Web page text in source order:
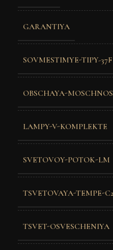
GARANTIYA
SOVMESTIMYE-TIPY-37F
OBSCHAYA-
LAMPY-V-KOMPLEKTE
SVETOVOY-POTOK-LM
TSVETOVAYA-TEMPE-
TSVET-OSVESCHENIYA